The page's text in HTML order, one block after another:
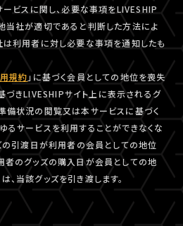
ビスに関し、必要な事項をLIVESHIP
当社が適切であると判断した方法によ
は利用者に対し必要な事項を通知したも
規約 」に基づく会員としての地位を喪失
づきLIVESHIPサイト上に表示されるグ
備状況の閲覧又は本サービスに基づく
るサービスを利用することができなくな
の引渡日が利用者の会員としての地位
者のグッズの購入日が会員としての地
当該グッズを引き渡します。